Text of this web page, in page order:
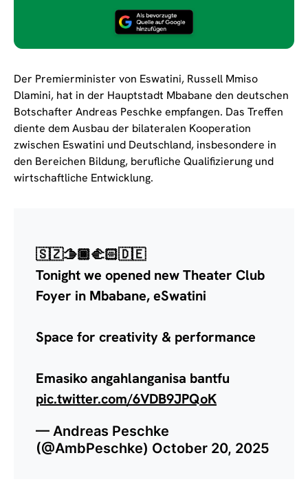
Der Premierminister von Eswatini, Russell Mmiso
Dlamini, hat in der Hauptstadt Mbabane den deutschen
Botschafter Andreas Peschke empfangen. Das Treffen
diente dem Ausbau der bilateralen Kooperation
zwischen Eswatini und Deutschland, insbesondere in
den Bereichen Bildung, berufliche Qualifizierung und
wirtschaftliche Entwicklung.
🇸🇿🫱🏾‍🫲🏻🇩🇪
Tonight we opened new Theater Club
Foyer in Mbabane, eSwatini
Space for creativity & performance
Emasiko angahlanganisa bantfu
pic.twitter.com/6VDB9JPQoK
— Andreas Peschke
(@AmbPeschke) October 20, 2025